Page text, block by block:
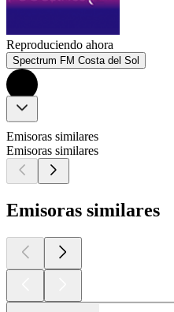
Reproduciendo ahora
Spectrum FM Costa del Sol
Emisoras similares
Emisoras similares
Emisoras similares